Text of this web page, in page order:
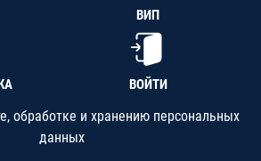
ВИП
ВОЙТИ
обработке и хранению персональных
данных